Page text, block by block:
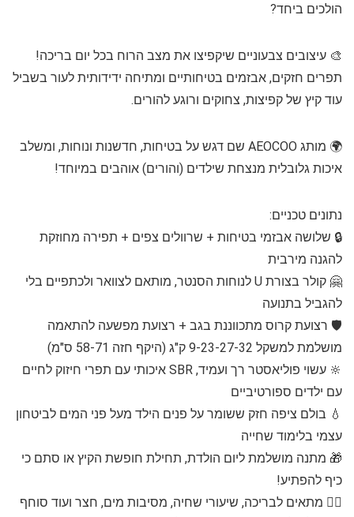
הולכים ביחד?
🎨 עיצובים צבעוניים שיקפיצו את מצב הרוח בכל יום בריכה!
תפרים חזקים, אבזמים בטיחותיים ומתיחה ידידותית לעור בשביל
עוד קיץ של קפיצות, צחוקים ורוגע להורים.
🌍 מותג AEOCOO שם דגש על בטיחות, חדשנות ונוחות, ומשלב
איכות גלובלית מנצחת שילדים (והורים) אוהבים במיוחד!
נתונים טכניים:
🔒 שלושה אבזמי בטיחות + שרוולים צפים + תפירה מחוזקת
להגנה מירבית
🤗 קולר בצורת U לנוחות הסנטר, מותאם לצוואר ולכתפיים בלי
להגביל בתנועה
🛡️ רצועת קרוס מתכווננת בגב + רצועת מפשעה להתאמה
מושלמת למשקל 9-23-27-32 ק"ג (היקף חזה 58-71 ס"מ)
🔆 עשוי פוליאסטר רך ועמיד, SBR איכותי עם תפרי חיזוק לחיים
עם ילדים ספורטיביים
💧 בולם ציפה חזק ששומר על פנים הילד מעל פני המים לביטחון
עצמי בלימוד שחייה
🎁 מתנה מושלמת ליום הולדת, תחילת חופשת הקיץ או סתם כי
כיף להפתיע!
🏊‍♂️ מתאים לבריכה, שיעורי שחיה, מסיבות מים, חצר ועוד סוחף